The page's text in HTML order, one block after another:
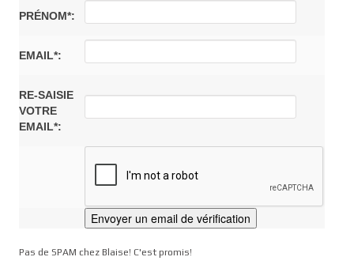
PRÉNOM*:
EMAIL*:
RE-SAISIE
VOTRE
EMAIL*:
Pas de SPAM chez Blaise! C'est promis!